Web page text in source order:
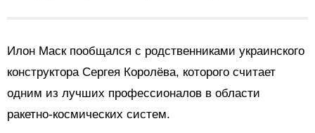
Илон Маск пообщался с родственниками украинского
конструктора Сергея Королёва, которого считает
одним из лучших профессионалов в области
ракетно-космических систем.